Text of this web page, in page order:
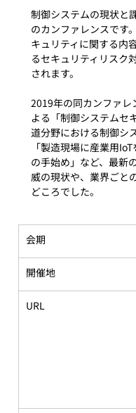
制御システムの現状と
のカンファレンスです
キュリティに関する内
るセキュリティリスク
されます。
2019年の同カンファレ
よる「制御システムセ
道分野における制御シ
「製造現場に産業用
の手始め」など、最新
威の現状や、業界ごと
会期
開催地
URL